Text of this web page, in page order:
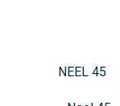
NEEL 45